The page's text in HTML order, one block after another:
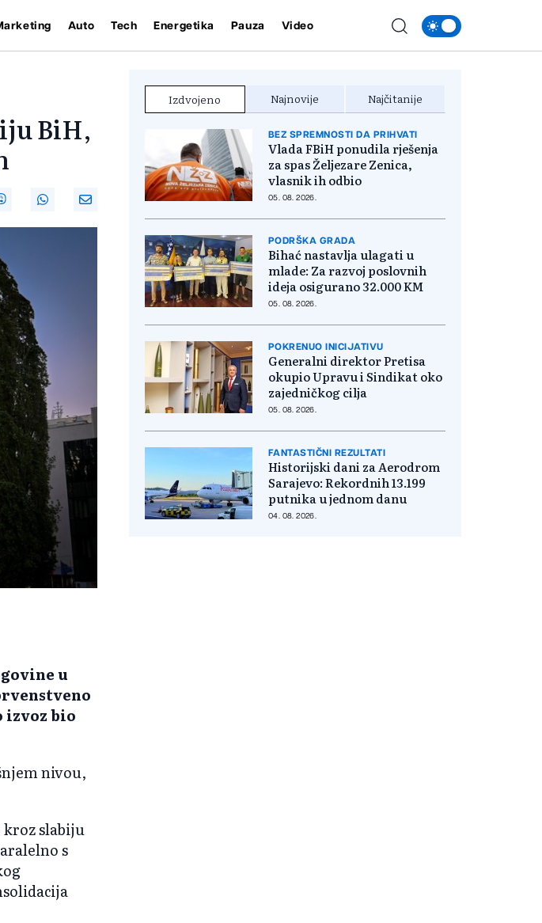
Auto Tech Energetika Pauza Video
BiH,
u
izvoz bio
nivou,
slabiju
s
Izdvojeno Najnovije Najčitanije
BEZ SPREMNOSTI DA PRIHVATI
Vlada FBiH ponudila rješenja
za spas Željezare Zenica,
vlasnik ih odbio
05. 08. 2026.
PODRŠKA GRADA
Bihać nastavlja ulagati u
mlade: Za razvoj poslovnih
ideja osigurano 32.000 KM
05. 08. 2026.
POKRENUO INICIJATIVU
Generalni direktor Pretisa
okupio Upravu i Sindikat oko
zajedničkog cilja
05. 08. 2026.
FANTASTIČNI REZULTATI
Historijski dani za Aerodrom
Sarajevo: Rekordnih 13.199
putnika u jednom danu
04. 08. 2026.